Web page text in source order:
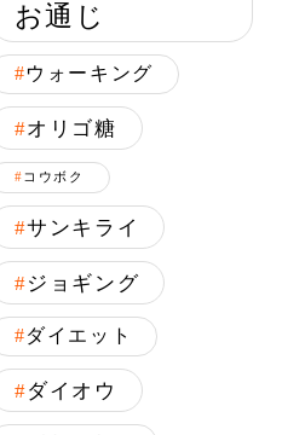
お通じ
ウォーキング
オリゴ糖
コウボク
サンキライ
ジョギング
ダイエット
ダイオウ